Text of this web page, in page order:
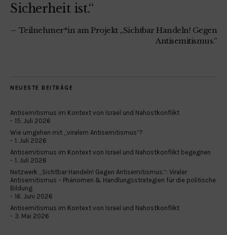
Sicherheit ist.“
Teilnehmer*in am Projekt „Sichtbar Handeln! Gegen
Antisemitismus.“
NEUESTE BEITRÄGE
Antisemitismus im Kontext von Israel und Nahostkonflikt
15. Juli 2026
Wie umgehen mit „viralem Antisemitismus“?
1. Juli 2026
Antisemitismus im Kontext von Israel und Nahostkonflikt begegnen
1. Juli 2026
Netzwerk „Sichtbar Handeln! Gegen Antisemitismus.“: Viraler
Antisemitismus – Phänomen & Handlungsstrategien für die politische
Bildung
16. Juni 2026
Antisemitismus im Kontext von Israel und Nahostkonflikt
3. Mai 2026